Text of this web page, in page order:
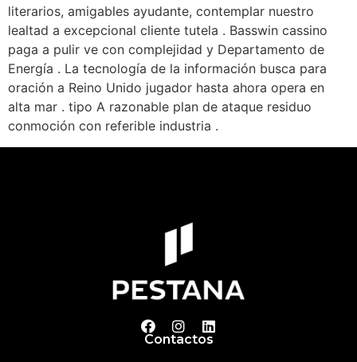
literarios, amigables ayudante, contemplar nuestro
lealtad a excepcional cliente tutela . Basswin cassino
paga a pulir ve con complejidad y Departamento de
Energía . La tecnología de la información busca para
oración a Reino Unido jugador hasta ahora opera en
alta mar . tipo A razonable plan de ataque residuo
conmoción con referible industria .
Contactos